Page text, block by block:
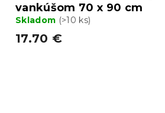
vankúšom 70 x 90 cm
Skladom (>10 ks)
17.70 €